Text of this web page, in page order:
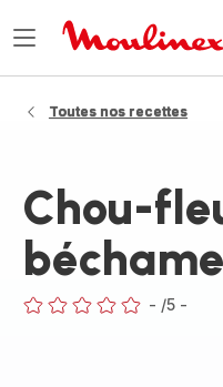
Ouvrir
Toutes nos recettes
Chou-
- /5 -